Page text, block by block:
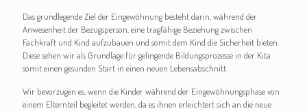
Das grundlegende Ziel der Eingewöhnung besteht darin, während der
Anwesenheit der Bezugsperson, eine tragfähige Beziehung zwischen
Fachkraft und Kind aufzubauen und somit dem Kind die Sicherheit bieten.
Diese sehen wir als Grundlage für gelingende Bildungsprozesse in der Kita
somit einen gesunden Start in einen neuen Lebensabschnitt.
Wir bevorzugen es, wenn die Kinder während der Eingewöhnungsphase von
einem Elternteil begleitet werden, da es ihnen erleichtert sich an die neue